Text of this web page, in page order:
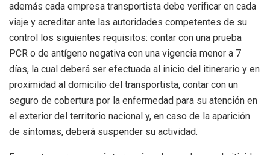
además cada empresa transportista debe verificar en cada
viaje y acreditar ante las autoridades competentes de su
control los siguientes requisitos: contar con una prueba
PCR o de antígeno negativa con una vigencia menor a 7
días, la cual deberá ser efectuada al inicio del itinerario y en
proximidad al domicilio del transportista, contar con un
seguro de cobertura por la enfermedad para su atención en
el exterior del territorio nacional y, en caso de la aparición
de síntomas, deberá suspender su actividad.